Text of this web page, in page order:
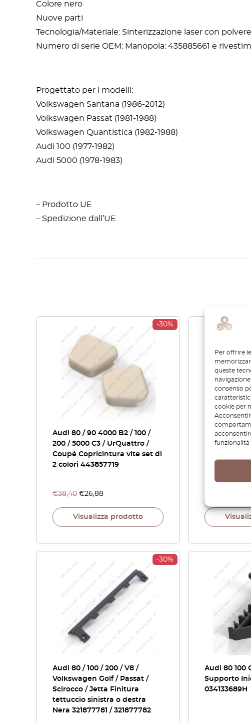
Per offrire
queste
consenso
cookie per
funzionalità
Colore nero
Nuove parti
Tecnologia/Materiale: Sinterizzazione laser con
Numero di serie OEM: Manopola: 435885661 e
Progettato per i modelli:
Volkswagen Santana (1986-2012)
Volkswagen Passat (1981-1988)
Volkswagen Quantistica (1982-1988)
Audi 100 (1977-1982)
Audi 5000 (1978-1983)
– Prodotto UE
– Spedizione dall’UE
-30%
Audi 80 / 90 4000 B2 / 100 /
200 / 5000 C3 / UrQuattro /
Coupé Copricintura vite set di
2 colori 443857719
€38,40 €26,88
Visualizza prodotto
Audi 100
Panel Cover
-30%
Audi 80 / 100 / 200 / V8 /
Volkswagen Golf / Passat /
Scirocco / Jetta Finitura
tettuccio sinistra o destra
Nera 321877781 / 321877782
Audi 80 100
Supporto
034133689H